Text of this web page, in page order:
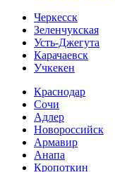
Черкесск
Зеленчукская
Усть-Джегута
Карачаевск
Учкекен
Краснодар
Сочи
Адлер
Новороссийск
Армавир
Анапа
Кропоткин